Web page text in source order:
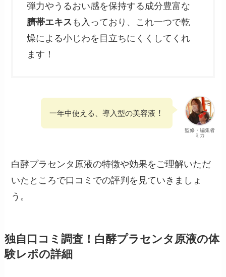
弾力やうるおい感を保持する成分豊富な
臍帯エキス も入っており、これ一つで乾
燥による小じわを目立ちにくくしてくれ
ます！
監修・編集者
ミカ
一年中使える、導入型の美容液 ！
白酵プラセンタ原液の特徴や効果をご理解いただ
いたところで口コミでの評判を見ていきましょ
う。
独自口コミ調査！白酵プラセンタ原液の体
験レポの詳細